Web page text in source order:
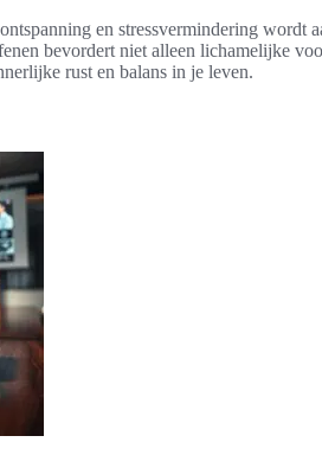
en stressvermindering wordt
bevordert niet alleen lichamelijke
rust en balans in je leven.